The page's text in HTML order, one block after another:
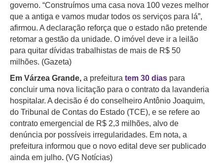
governo. “Construímos uma casa nova 100 vezes melhor
que a antiga e vamos mudar todos os serviços para lá”,
afirmou. A declaração reforça que o estado não pretende
retomar a gestão da unidade. O imóvel deve ir a leilão
para quitar dívidas trabalhistas de mais de R$ 50
milhões. (Gazeta)
Em Várzea Grande, a prefeitura tem 30 dias para
concluir uma nova licitação para o contrato da lavanderia
hospitalar. A decisão é do conselheiro Antônio Joaquim,
do Tribunal de Contas do Estado (TCE), e se refere ao
contrato emergencial de R$ 2,3 milhões, alvo de
denúncia por possíveis irregularidades. Em nota, a
prefeitura informou que o novo edital deve ser publicado
ainda em julho. (VG Notícias)